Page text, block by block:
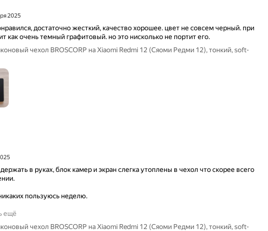
2025
достаточно жесткий, качество хорошее. цвет не совсем черный. при
как очень темный графитовый. но это нисколько не портит его.
чехол BROSCORP на Xiaomi Redmi 12 (Сяоми Редми 12), тонкий, soft-
в руках, блок камер и экран слегка утоплены в чехол что скорее всего
пользуюсь неделю.
ещё
чехол BROSCORP на Xiaomi Redmi 12 (Сяоми Редми 12), тонкий, soft-